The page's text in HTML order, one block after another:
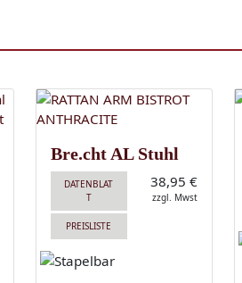
Bre.cht AL Stuhl
DATENBLAT
T
PREISLISTE
38,95 €
zzgl. Mwst